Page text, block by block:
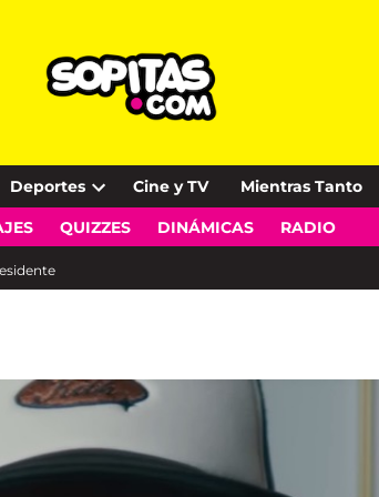
Deportes
Open
dropdown
Cine y TV Mientras Tanto
QUIZZES DINÁMICAS RADIO